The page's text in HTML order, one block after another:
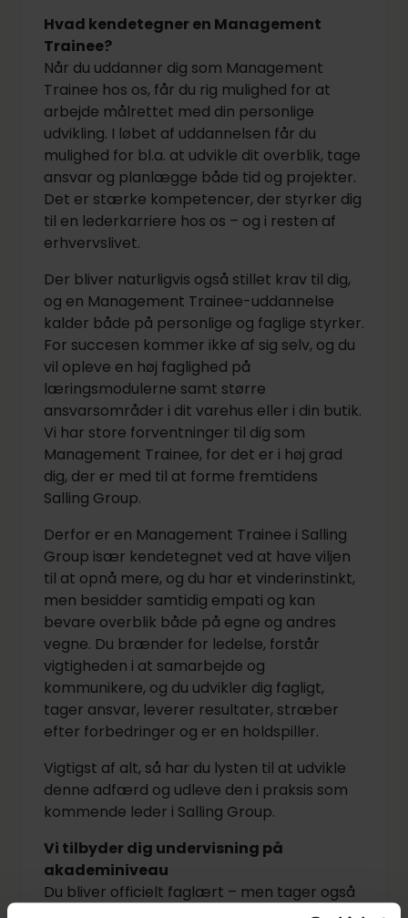
Hvad kendetegner en Management
Trainee?
Når du uddanner dig som Management
Trainee hos os, får du rig mulighed for at
arbejde målrettet med din personlige
udvikling. I løbet af uddannelsen får du
mulighed for bl.a. at udvikle dit overblik, tage
ansvar og planlægge både tid og projekter.
Det er stærke kompetencer, der styrker dig
til en lederkarriere hos os – og i resten af
erhvervslivet.
Der bliver naturligvis også stillet krav til dig,
og en Management Trainee-uddannelse
kalder både på personlige og faglige styrker.
For succesen kommer ikke af sig selv, og du
vil opleve en høj faglighed på
læringsmodulerne samt større
ansvarsområder i dit varehus eller i din butik.
Vi har store forventninger til dig som
Management Trainee, for det er i høj grad
dig, der er med til at forme fremtidens
Salling Group.
Derfor er en Management Trainee i Salling
Group især kendetegnet ved at have viljen
til at opnå mere, og du har et vinderinstinkt,
men besidder samtidig empati og kan
bevare overblik både på egne og andres
vegne. Du brænder for ledelse, forstår
vigtigheden i at samarbejde og
kommunikere, og du udvikler dig fagligt,
tager ansvar, leverer resultater, stræber
efter forbedringer og er en holdspiller.
Vigtigst af alt, så har du lysten til at udvikle
denne adfærd og udleve den i praksis som
kommende leder i Salling Group.
Vi tilbyder dig undervisning på
akademiniveau
Du bliver officielt faglært – men tager også